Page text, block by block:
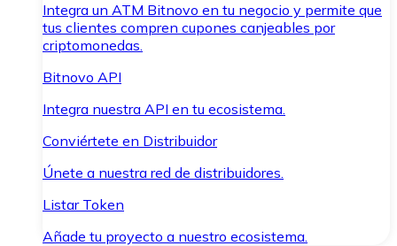
Integra un ATM Bitnovo en tu negocio y permite que
tus clientes compren cupones canjeables por
criptomonedas.
Bitnovo API
Integra nuestra API en tu ecosistema.
Conviértete en Distribuidor
Únete a nuestra red de distribuidores.
Listar Token
Añade tu proyecto a nuestro ecosistema.